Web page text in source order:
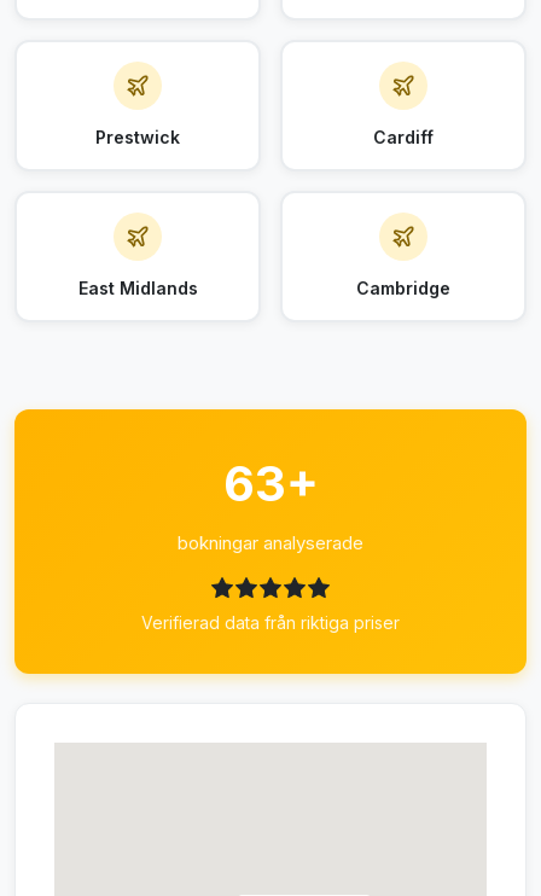
Prestwick Cardiff
East Midlands Cambridge
63+
bokningar analyserade
Verifierad data från riktiga priser